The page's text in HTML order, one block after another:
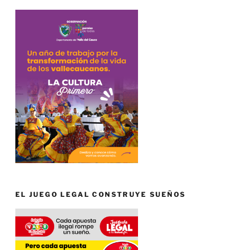
EL JUEGO LEGAL CONSTRUYE SUEÑOS